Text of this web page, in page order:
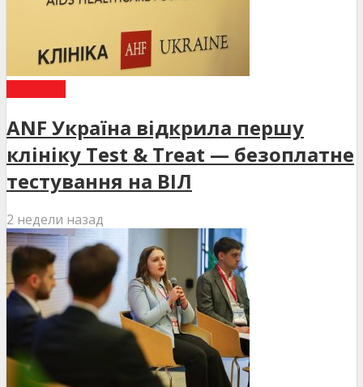
ANF Україна відкрила першу
клініку Test & Treat — безоплатне
тестування на ВІЛ
2 недели назад